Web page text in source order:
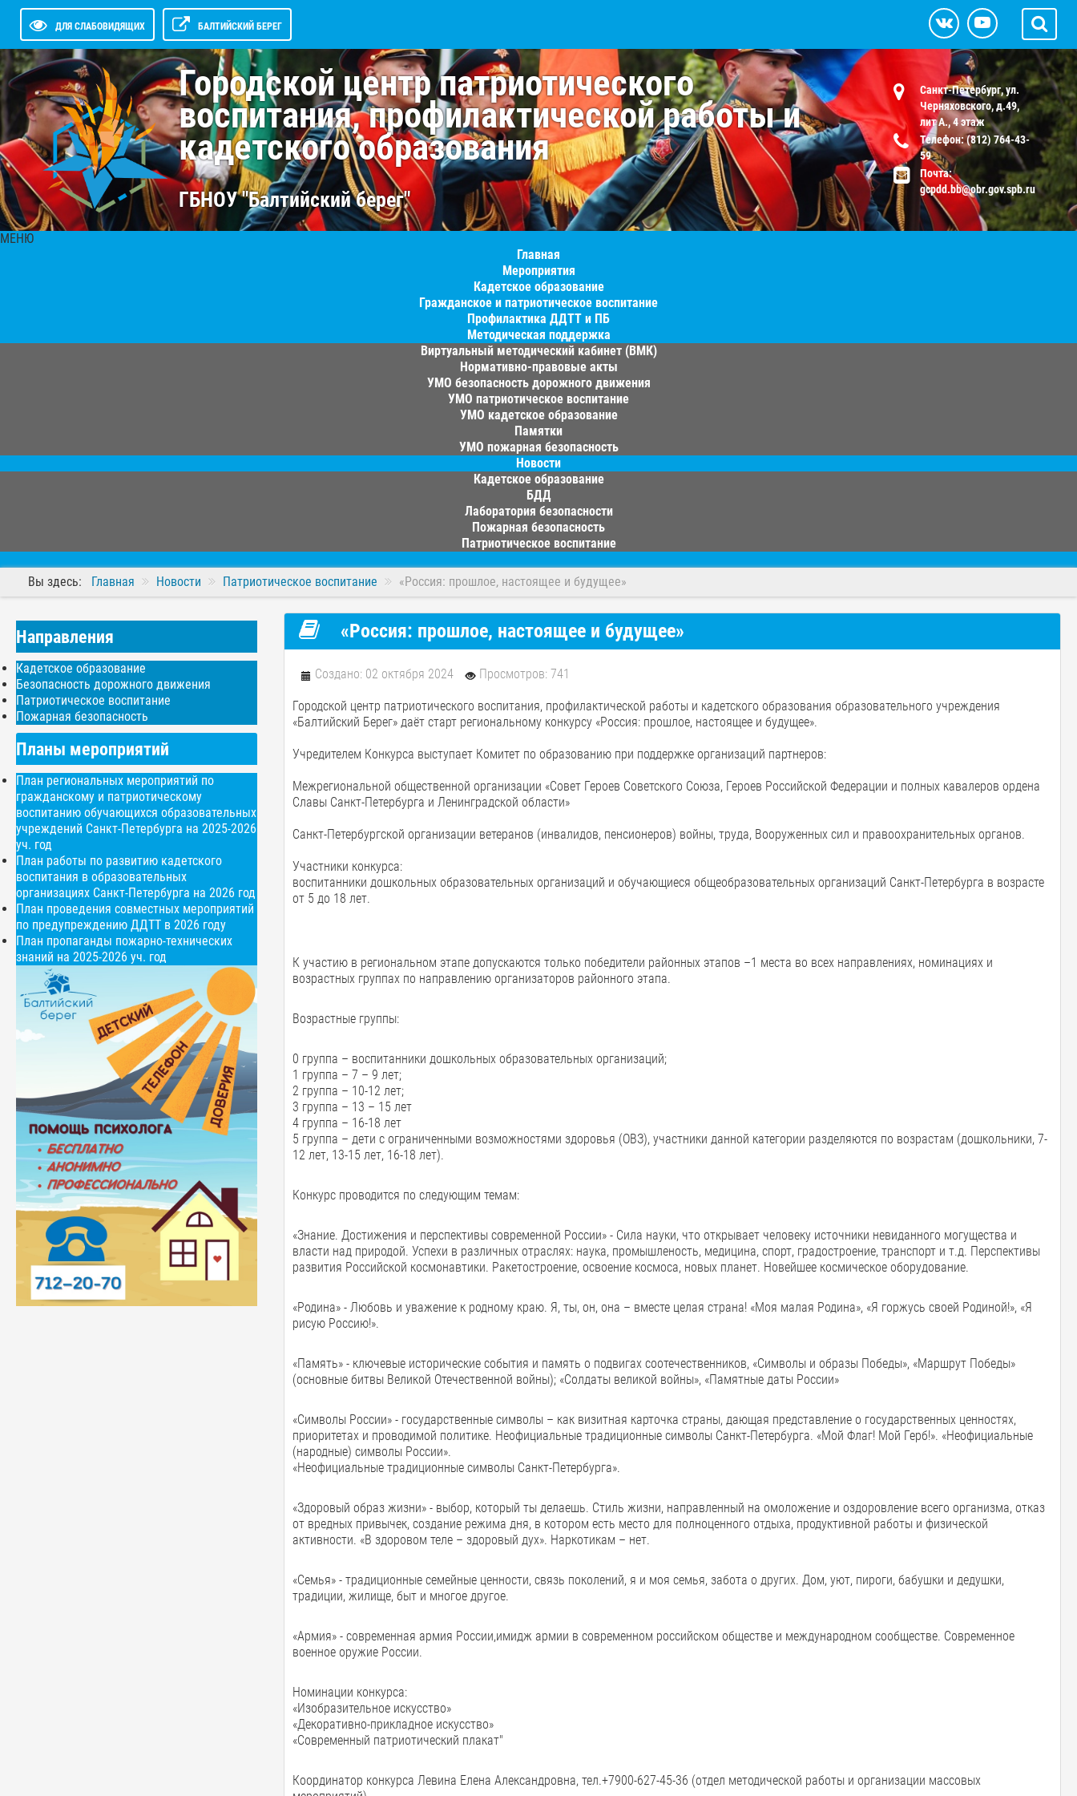
ДЛЯ СЛАБОВИДЯЩИХ БАЛТИЙСКИЙ БЕРЕГ
Городской центр патриотического
воспитания, профилактической работы и
кадетского образования
ГБНОУ "Балтийский берег"
Санкт-Петербург, ул.
Черняховского, д.49,
лит А., 4 этаж
Телефон: (812) 764-43-
59
Почта:
gcpdd.bb@obr.gov.spb.ru
МЕНЮ
Главная
Мероприятия
Кадетское образование
Гражданское и патриотическое воспитание
Профилактика ДДТТ и ПБ
Методическая поддержка
Виртуальный методический кабинет (ВМК)
Нормативно-правовые акты
УМО безопасность дорожного движения
УМО патриотическое воспитание
УМО кадетское образование
Памятки
УМО пожарная безопасность
Новости
Кадетское образование
БДД
Лаборатория безопасности
Пожарная безопасность
Патриотическое воспитание
Вы здесь: Главная Новости Патриотическое воспитание «Россия: прошлое, настоящее и будущее»
Направления
Кадетское образование
Безопасность дорожного движения
Патриотическое воспитание
Пожарная безопасность
Планы мероприятий
План региональных мероприятий по
гражданскому и патриотическому
воспитанию обучающихся образовательных
учреждений Санкт-Петербурга на 2025-2026
уч. год
План работы по развитию кадетского
воспитания в образовательных
организациях Санкт-Петербурга на 2026 год
План проведения совместных мероприятий
по предупреждению ДДТТ в 2026 году
План пропаганды пожарно-технических
знаний на 2025-2026 уч. год
«Россия: прошлое, настоящее и будущее»
Создано: 02 октября 2024 Просмотров: 741
Городской центр патриотического воспитания, профилактической работы и кадетского образования образовательного учреждения
«Балтийский Берег» даёт старт региональному конкурсу «Россия: прошлое, настоящее и будущее».
Учредителем Конкурса выступает Комитет по образованию при поддержке организаций партнеров:
Межрегиональной общественной организации «Совет Героев Советского Союза, Героев Российской Федерации и полных кавалеров ордена
Славы Санкт-Петербурга и Ленинградской области»
Санкт-Петербургской организации ветеранов (инвалидов, пенсионеров) войны, труда, Вооруженных сил и правоохранительных органов.
Участники конкурса:
воспитанники дошкольных образовательных организаций и обучающиеся общеобразовательных организаций Санкт-Петербурга в возрасте
от 5 до 18 лет.
К участию в региональном этапе допускаются только победители районных этапов –1 места во всех направлениях, номинациях и
возрастных группах по направлению организаторов районного этапа.
Возрастные группы:
0 группа – воспитанники дошкольных образовательных организаций;
1 группа – 7 – 9 лет;
2 группа – 10-12 лет;
3 группа – 13 – 15 лет
4 группа – 16-18 лет
5 группа – дети с ограниченными возможностями здоровья (ОВЗ), участники данной категории разделяются по возрастам (дошкольники, 7-
12 лет, 13-15 лет, 16-18 лет).
Конкурс проводится по следующим темам:
«Знание. Достижения и перспективы современной России» - Сила науки, что открывает человеку источники невиданного могущества и
власти над природой. Успехи в различных отраслях: наука, промышленость, медицина, спорт, градостроение, транспорт и т.д. Перспективы
развития Российской космонавтики. Ракетостроение, освоение космоса, новых планет. Новейшее космическое оборудование.
«Родина» - Любовь и уважение к родному краю. Я, ты, он, она – вместе целая страна! «Моя малая Родина», «Я горжусь своей Родиной!», «Я
рисую Россию!».
«Память» - ключевые исторические события и память о подвигах соотечественников, «Символы и образы Победы», «Маршрут Победы»
(основные битвы Великой Отечественной войны); «Солдаты великой войны», «Памятные даты России»
«Символы России» - государственные символы – как визитная карточка страны, дающая представление о государственных ценностях,
приоритетах и проводимой политике. Неофициальные традиционные символы Санкт-Петербурга. «Мой Флаг! Мой Герб!». «Неофициальные
(народные) символы России».
«Неофициальные традиционные символы Санкт-Петербурга».
«Здоровый образ жизни» - выбор, который ты делаешь. Стиль жизни, направленный на омоложение и оздоровление всего организма, отказ
от вредных привычек, создание режима дня, в котором есть место для полноценного отдыха, продуктивной работы и физической
активности. «В здоровом теле – здоровый дух». Наркотикам – нет.
«Семья» - традиционные семейные ценности, связь поколений, я и моя семья, забота о других. Дом, уют, пироги, бабушки и дедушки,
традиции, жилище, быт и многое другое.
«Армия» - современная армия России,имидж армии в современном российском обществе и международном сообществе. Современное
военное оружие России.
Номинации конкурса:
«Изобразительное искусство»
«Декоративно-прикладное искусство»
«Современный патриотический плакат"
Координатор конкурса Левина Елена Александровна, тел.+7900-627-45-36 (отдел методической работы и организации массовых